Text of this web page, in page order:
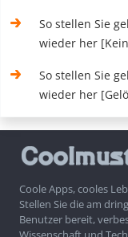
So stellen Sie
wieder her
So stellen Sie
wieder her
Coole Apps, cooles
Stellen Sie die am
Benutzer bereit,